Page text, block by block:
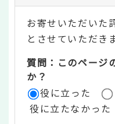
テ
ン
ツ
評
価
お寄せいただいた
とさせていただき
質問：このページ
か？
役に立った
役に立たなかった